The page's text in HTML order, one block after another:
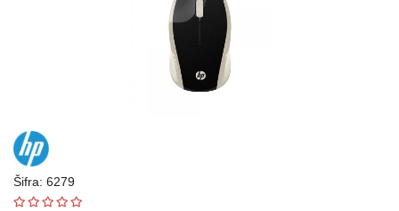
Telefoni
oprema
Šifra: 6279